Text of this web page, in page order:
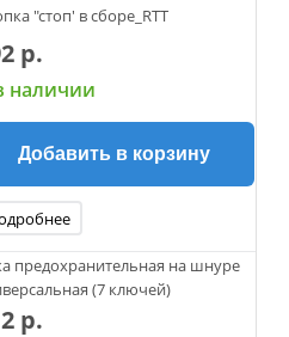
"стоп' в сборе_RTT
р.
наличии
Добавить в корзину
предохранительная на шнуре
(7 ключей)
р.